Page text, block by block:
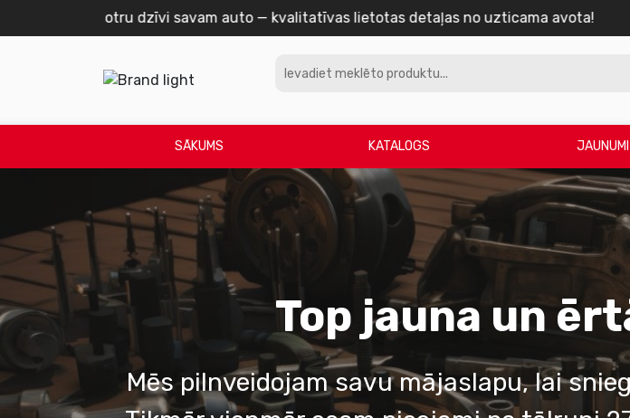
Meklē detaļu? Atrodi to pie mums —
SĀKUMS KATALOGS JAUNUMI
Top jauna un
Mēs pilnveidojam savu mājaslapu, lai